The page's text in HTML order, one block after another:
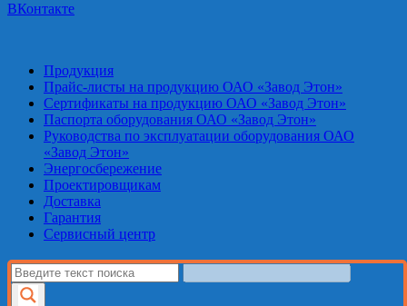
ВКонтакте
Продукция
Прайс-листы на продукцию ОАО «Завод Этон»
Сертификаты на продукцию ОАО «Завод Этон»
Паспорта оборудования ОАО «Завод Этон»
Руководства по эксплуатации оборудования ОАО
«Завод Этон»
Энергосбережение
Проектировщикам
Доставка
Гарантия
Сервисный центр